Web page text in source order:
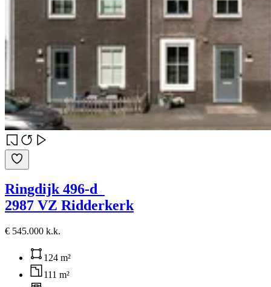
Ringdijk 496-d
2987 VZ Ridderkerk
€ 545.000 k.k.
124 m²
111 m²